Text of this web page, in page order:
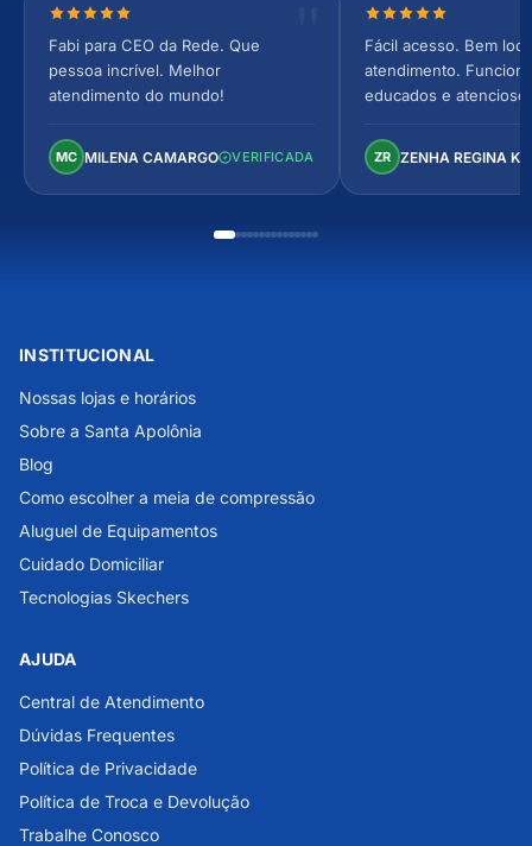
Nota 5 de 5 estrelas
Fabi para CEO da Rede. Que
pessoa incrível. Melhor
atendimento do mundo!
MC MILENA CAMARGO VERIFICADA
Nota 5 de 5
Fácil acesso. Bem
atendimento.
educados e
Perfeito!
ZR ZENHA REGINA
INSTITUCIONAL
Nossas lojas e horários
Sobre a Santa Apolônia
Blog
Como escolher a meia de compressão
Aluguel de Equipamentos
Cuidado Domiciliar
Tecnologias Skechers
AJUDA
Central de Atendimento
Dúvidas Frequentes
Política de Privacidade
Política de Troca e Devolução
Trabalhe Conosco